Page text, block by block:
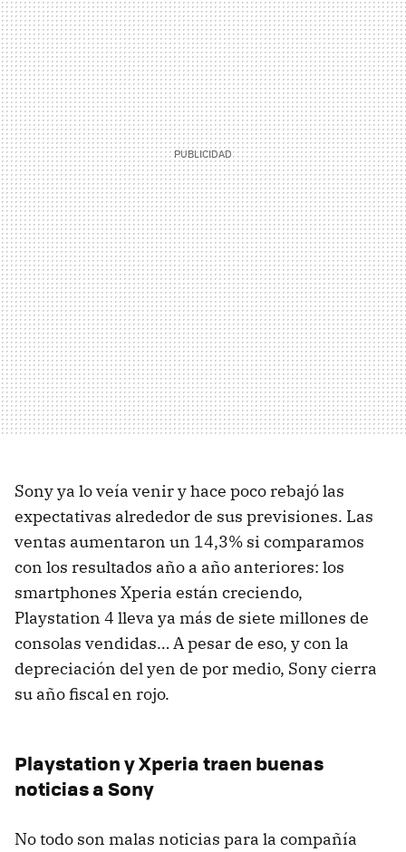
Sony ya lo veía venir y hace poco rebajó las
expectativas alrededor de sus previsiones. Las
ventas aumentaron un 14,3% si comparamos
con los resultados año a año anteriores: los
smartphones Xperia están creciendo,
Playstation 4 lleva ya más de siete millones de
consolas vendidas… A pesar de eso, y con la
depreciación del yen de por medio, Sony cierra
su año fiscal en rojo.
Playstation y Xperia traen buenas
noticias a Sony
No todo son malas noticias para la compañía